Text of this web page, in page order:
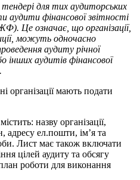
для тих аудиторських
аудити фінансової звітності
Це означає, що організації,
можуть одночасно
аудиту річної
інших аудитів фінансової
організації мають подати
назву організації,
адресу ел.пошти, ім’я та
Лист має також включати
цілей аудиту та обсягу
роботи для виконання